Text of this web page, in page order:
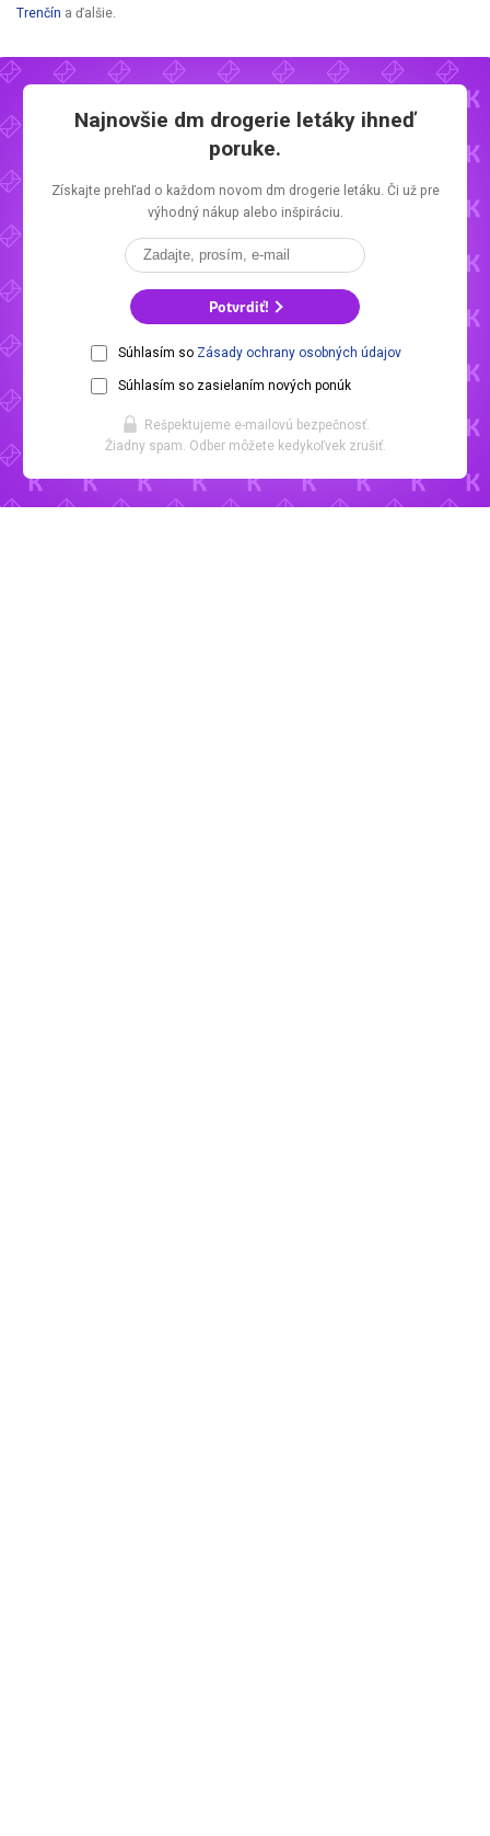
Trenčín a ďalšie.
Najnovšie dm drogerie letáky ihneď
poruke.
Získajte prehľad o každom novom dm drogerie letáku. Či už pre
výhodný nákup alebo inšpiráciu.
Potvrdiť!
Súhlasím so Zásady ochrany osobných údajov
Súhlasím so zasielaním nových ponúk
Rešpektujeme e-mailovú bezpečnosť.
Žiadny spam. Odber môžete kedykoľvek zrušiť.